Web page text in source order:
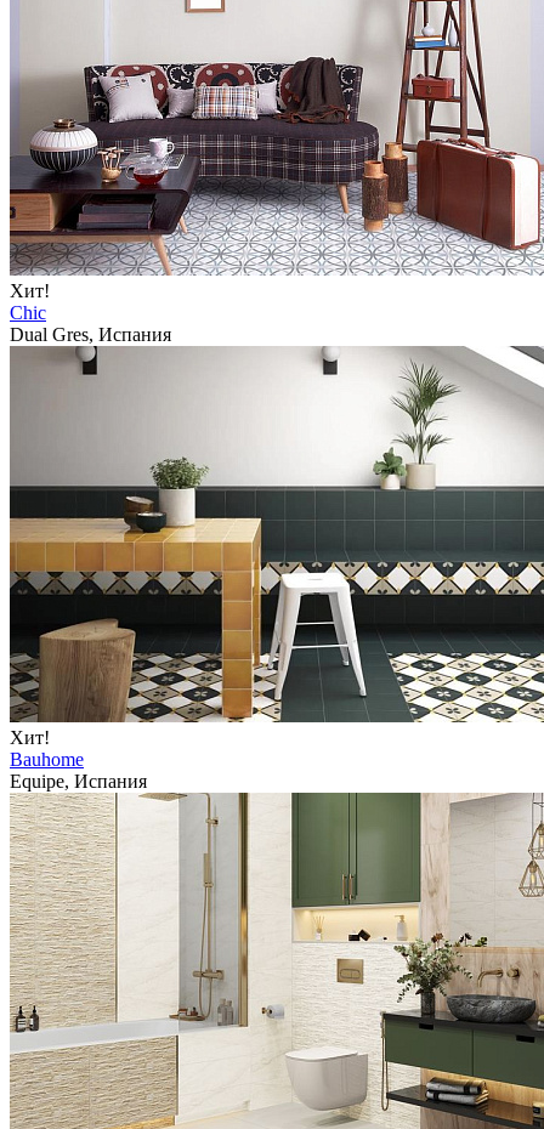
Хит!
Chic
Dual Gres, Испания
Хит!
Bauhome
Equipe, Испания